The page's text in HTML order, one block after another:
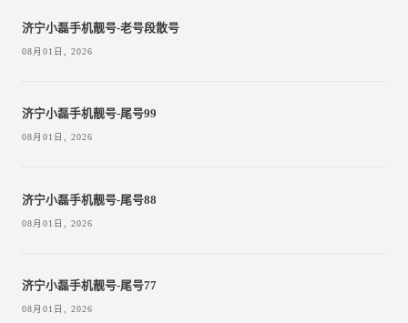
济宁小磊手机靓号-老号段散号
08月01日, 2026
济宁小磊手机靓号-尾号99
08月01日, 2026
济宁小磊手机靓号-尾号88
08月01日, 2026
济宁小磊手机靓号-尾号77
08月01日, 2026